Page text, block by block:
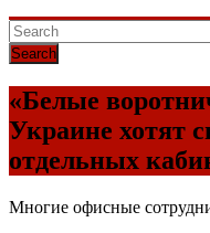
«Белые
Украине хотят
отдельных
Многие офисные